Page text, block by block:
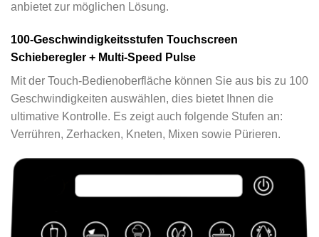
anbietet zur möglichen Lösung.
100-Geschwindigkeitsstufen Touchscreen
Schieberegler + Multi-Speed Pulse
Mit der Touch-Bedienoberfläche können Sie aus bis zu 100
Geschwindigkeiten auswählen, dies bietet Ihnen die
ultimative Kontrolle. Es zeigt auch folgende Stufen an:
Verrühren, Zerhacken, Kneten, Mixen sowie Pürieren.